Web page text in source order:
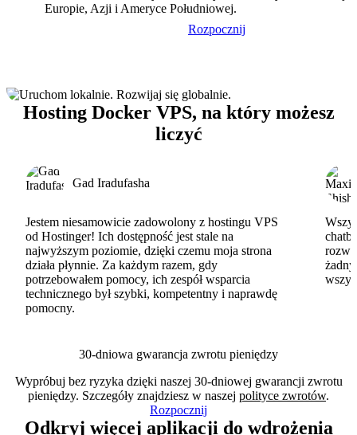
Europie, Azji i Ameryce Południowej.
Rozpocznij
Hosting Docker VPS, na który możesz
liczyć
Gad Iradufasha
Jestem niesamowicie zadowolony z hostingu VPS
od Hostinger! Ich dostępność jest stale na
najwyższym poziomie, dzięki czemu moja strona
działa płynnie. Za każdym razem, gdy
potrzebowałem pomocy, ich zespół wsparcia
technicznego był szybki, kompetentny i naprawdę
pomocny.
30-dniowa gwarancja zwrotu pieniędzy
Wypróbuj bez ryzyka dzięki naszej 30-dniowej gwarancji zwrotu
pieniędzy. Szczegóły znajdziesz w naszej polityce zwrotów.
Rozpocznij
Odkryj więcej aplikacji do wdrożenia